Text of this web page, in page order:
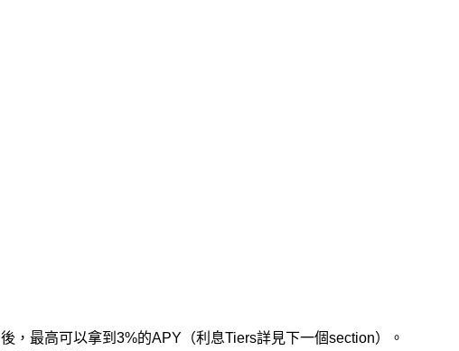
後，最高可以拿到3%的APY（利息Tiers詳見下一個section）。